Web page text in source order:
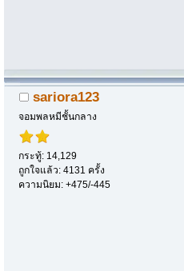
sariora123
จอมพลหมีชั้นกลาง
กระทู้: 14,129
ถูกใจแล้ว: 4131 ครั้ง
ความนิยม: +475/-445